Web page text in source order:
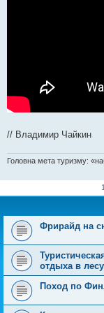
// Владимир Чайкин
Головна мета туризму:
Фрирайд на
отдыха в лесу
Поход по